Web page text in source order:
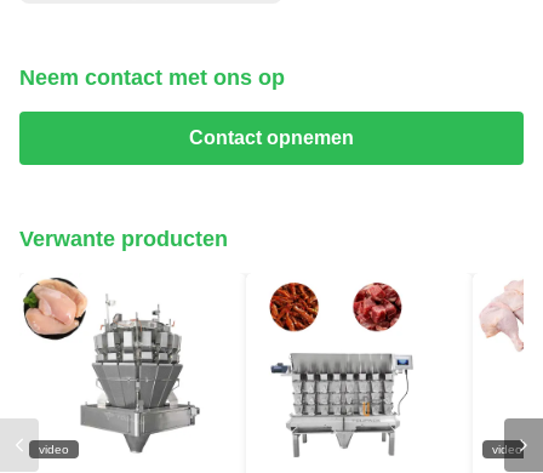
Neem contact met ons op
Contact opnemen
Verwante producten
video video